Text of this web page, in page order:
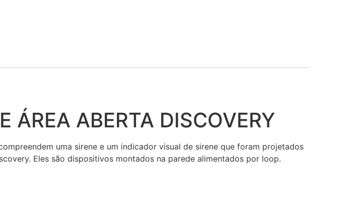
ABERTA DISCOVERY
uma sirene e um indicador visual de sirene que foram projetados
Eles são dispositivos montados na parede alimentados por loop.